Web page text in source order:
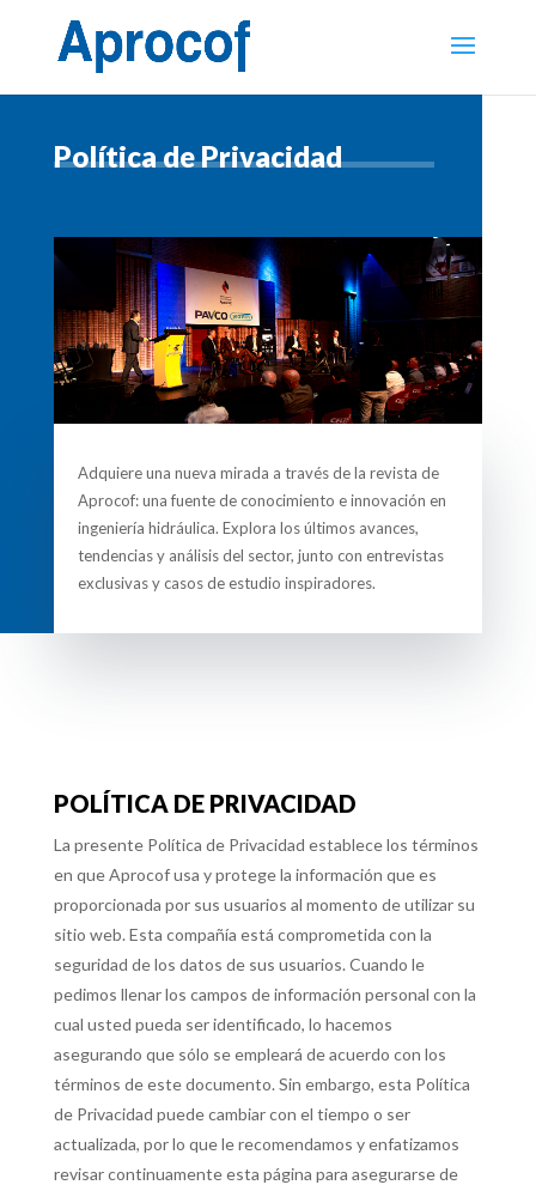
Política de Privacidad
Adquiere una nueva mirada a través de la revista de
Aprocof: una fuente de conocimiento e innovación en
ingeniería hidráulica. Explora los últimos avances,
tendencias y análisis del sector, junto con entrevistas
exclusivas y casos de estudio inspiradores.
POLÍTICA DE PRIVACIDAD
La presente Política de Privacidad establece los términos
en que Aprocof usa y protege la información que es
proporcionada por sus usuarios al momento de utilizar su
sitio web. Esta compañía está comprometida con la
seguridad de los datos de sus usuarios. Cuando le
pedimos llenar los campos de información personal con la
cual usted pueda ser identificado, lo hacemos
asegurando que sólo se empleará de acuerdo con los
términos de este documento. Sin embargo, esta Política
de Privacidad puede cambiar con el tiempo o ser
actualizada, por lo que le recomendamos y enfatizamos
revisar continuamente esta página para asegurarse de